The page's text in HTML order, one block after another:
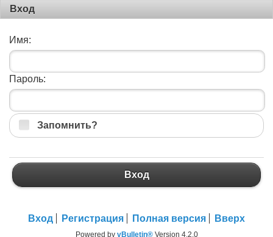
Вход
Имя:
Пароль:
Запомнить?
Вход
Вход Регистрация Полная версия Вверх
Powered by vBulletin®Version 4.2.0